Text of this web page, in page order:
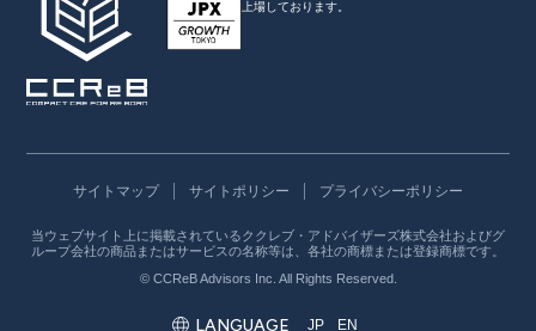
上場しております。
サイトマップ サイトポリシー プライバシーポリシー
当ウェブサイト上に掲載されているククレブ・アドバイザーズ株式会社およびグ
ループ会社の商品またはサービスの名称等は、各社の商標または登録商標です。
© CCReB Advisors Inc. All Rights Reserved.
LANGUAGE JP EN